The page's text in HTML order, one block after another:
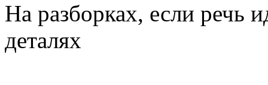
На разборках, если речь
деталях